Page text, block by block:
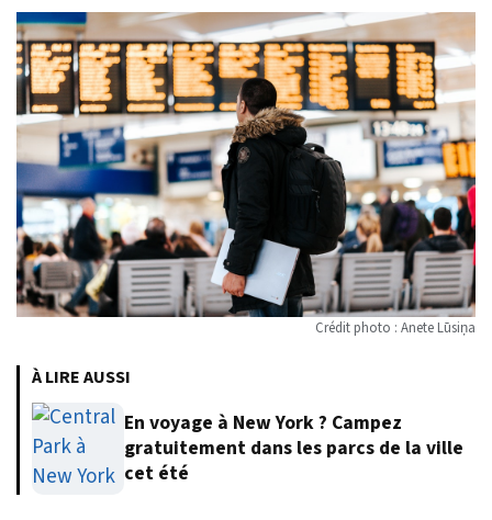
Crédit photo : Anete Lūsiņa
À LIRE AUSSI
En voyage à New York ? Campez
gratuitement dans les parcs de la ville
cet été